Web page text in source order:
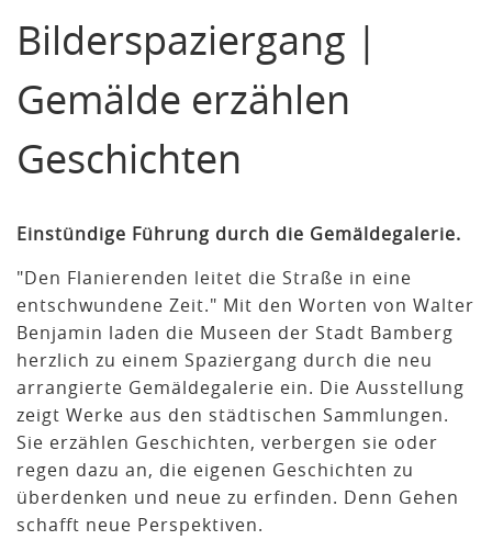
Bilderspaziergang |
Gemälde erzählen
Geschichten
Einstündige Führung durch die Gemäldegalerie.
"Den Flanierenden leitet die Straße in eine
entschwundene Zeit." Mit den Worten von Walter
Benjamin laden die Museen der Stadt Bamberg
herzlich zu einem Spaziergang durch die neu
arrangierte Gemäldegalerie ein. Die Ausstellung
zeigt Werke aus den städtischen Sammlungen.
Sie erzählen Geschichten, verbergen sie oder
regen dazu an, die eigenen Geschichten zu
überdenken und neue zu erfinden. Denn Gehen
schafft neue Perspektiven.